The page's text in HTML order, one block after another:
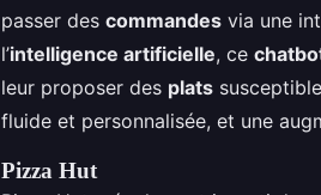
passer des commandes via une
l’intelligence artificielle, ce
leur proposer des plats
fluide et personnalisée, et une
Pizza Hut